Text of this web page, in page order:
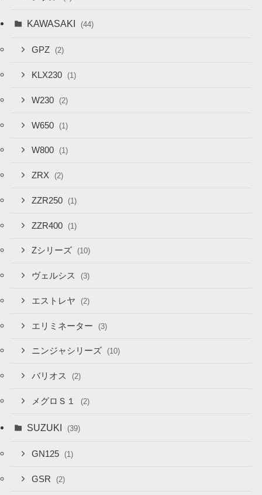
KAWASAKI (44)
GPZ (2)
KLX230 (1)
W230 (2)
W650 (1)
W800 (1)
ZRX (2)
ZZR250 (1)
ZZR400 (1)
Zシリーズ (10)
ヴェルシス (3)
エストレヤ (2)
エリミネーター (3)
ニンジャシリーズ (10)
バリオス (2)
メグロＳ１ (2)
SUZUKI (39)
GN125 (1)
GSR (2)